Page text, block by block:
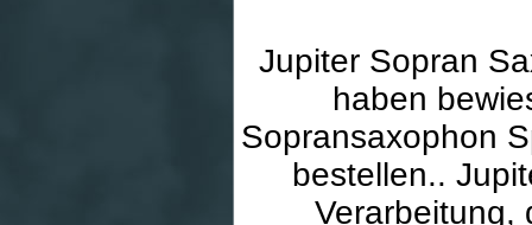
Jupiter Sopran
haben
Sopransaxophon
bestellen..
Verarbeitung,